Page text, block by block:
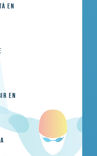
en
en